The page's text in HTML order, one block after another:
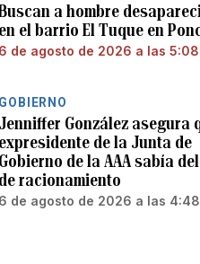
a hombre
en el barrio El Tuque en
6 de agosto de 2026 a las 5:08
GOBIERNO
Jenniffer González asegura
expresidente de la Junta de
Gobierno de la AAA sabía
de racionamiento
6 de agosto de 2026 a las 4:48